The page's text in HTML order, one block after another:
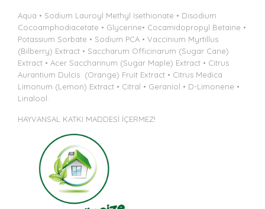
Aqua • Sodium Lauroyl Methyl Isethionate • Disodium
Cocoamphodiacetate • Glycerine• Cocamidopropyl Betaine •
Potassium Sorbate • Sodium PCA • Vaccinium Myrtillus
(Bilberry) Extract • Saccharum Officinarum (Sugar Cane)
Extract • Acer Saccharinum (Sugar Maple) Extract • Citrus
Aurantium Dulcis (Orange) Fruit Extract • Citrus Medica
Limonum (Lemon) Extract • Citral • Geraniol • D-Limonene •
Linalool.
HAYVANSAL KATKI MADDESİ İÇERMEZ!